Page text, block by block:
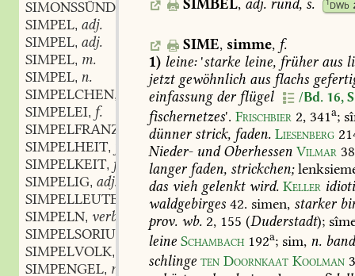
SIMONSSÜNDE
SIMPEL, adj.
SIMPEL, adj.
SIMPEL, m.
SIMPEL, n.
SIMPELCHEN,
SIMPELEI, f.
SIMPELFRANZEN
SIMPELHEIT,
SIMPELKEIT, f.
SIMPELIG, adj.
SIMPELLEUTE
SIMPELN, verb.
SIMPELSORIUM
SIMPELVOLK,
SIMPENGEL, m.
SIMBEL, adj. rund,s. 1DWb
SIME, simme, f.
1) leine:'starke leine, früheraus
jetztgewöhnlich aus flachs
einfassungderflügel /Bd. 16,
fischernetzes'. Frischbier 2, 341a;
dünnerstrick, faden. Liesenberg
Nieder-undOberhessen Vilmar
langerfaden, strickchen;
das vieh gelenktwird. Keller
waldgebirges 42. simen, starker
prov. wb. 2, 155 (Duderstadt);
leine Schambach 192a; sim, n.
schlinge ten Doornkaat Koolman